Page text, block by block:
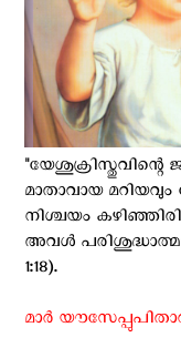
മാതാവായ
നിശ്ചയം
അവള്‍
1:18).
മാര്‍